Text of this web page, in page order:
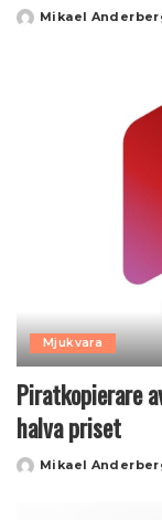
Posted
Mikael
Mjukvara
Piratkopierare
halva priset
Posted
Mikael